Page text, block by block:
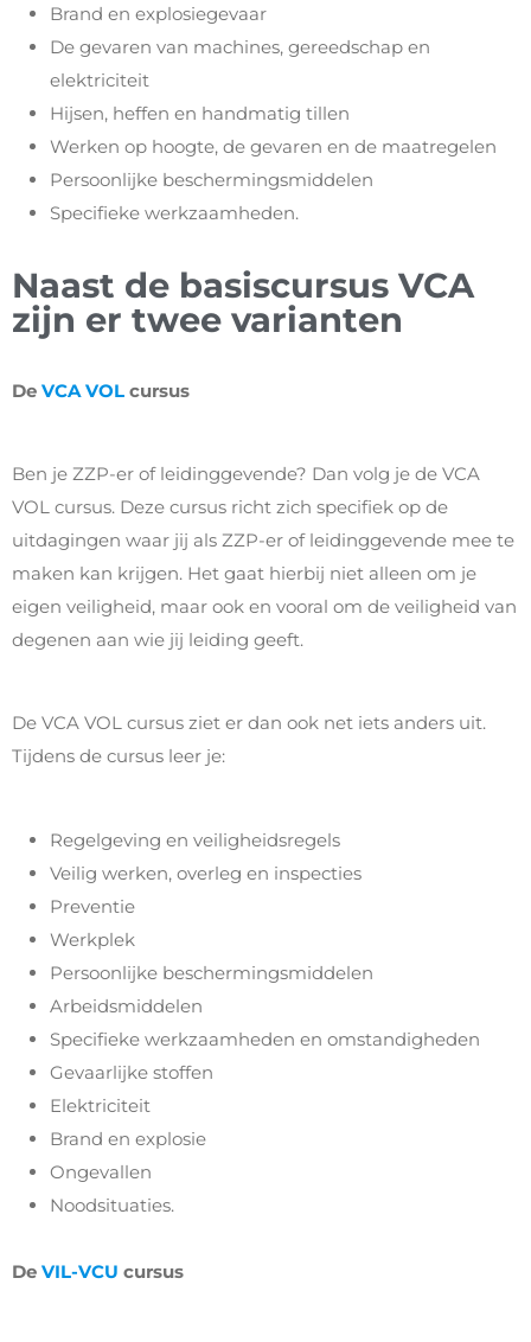
Brand en explosiegevaar
De gevaren van machines, gereedschap en
elektriciteit
Hijsen, heffen en handmatig tillen
Werken op hoogte, de gevaren en de maatregelen
Persoonlijke beschermingsmiddelen
Specifieke werkzaamheden.
Naast de basiscursus VCA
zijn er twee varianten
De VCA VOL cursus
Ben je ZZP-er of leidinggevende? Dan volg je de VCA
VOL cursus. Deze cursus richt zich specifiek op de
uitdagingen waar jij als ZZP-er of leidinggevende mee te
maken kan krijgen. Het gaat hierbij niet alleen om je
eigen veiligheid, maar ook en vooral om de veiligheid van
degenen aan wie jij leiding geeft.
De VCA VOL cursus ziet er dan ook net iets anders uit.
Tijdens de cursus leer je:
Regelgeving en veiligheidsregels
Veilig werken, overleg en inspecties
Preventie
Werkplek
Persoonlijke beschermingsmiddelen
Arbeidsmiddelen
Specifieke werkzaamheden en omstandigheden
Gevaarlijke stoffen
Elektriciteit
Brand en explosie
Ongevallen
Noodsituaties.
De VIL-VCU cursus